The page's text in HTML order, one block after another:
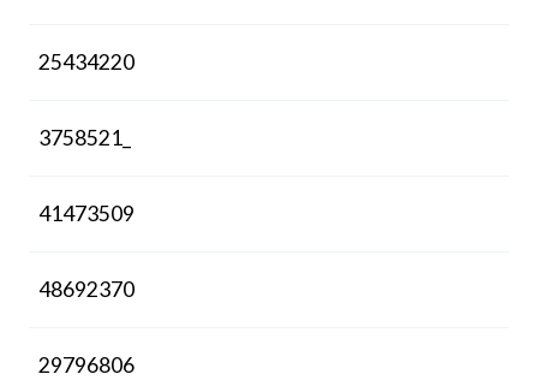
25434220
3758521_
41473509
48692370
29796806